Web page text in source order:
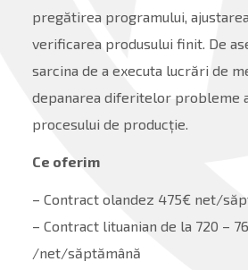
pregătirea programului,
verificarea produsului finit. De
sarcina de a executa lucrări de
depanarea diferitelor probleme
procesului de producție.
Ce oferim
– Contract olandez 475€ net/
– Contract lituanian de la 720 –
/net/săptămână